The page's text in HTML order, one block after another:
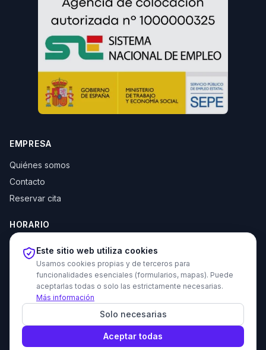
EMPRESA
Quiénes somos
Contacto
Reservar cita
HORARIO
Lun–Jue: 10:00–14:00 y 16:30–20:00
Vie: 10:00–14:00
© 2026 Tecni Estudio. Todos los derechos reservados.
Proyecto recomendado - Haz amigos nuevos gratis
Política de privacidad Política de cookies Aviso legal
Este sitio web utiliza cookies
Usamos cookies propias y de terceros para
funcionalidades esenciales (formularios, mapas). Puede
aceptarlas todas o solo las estrictamente necesarias.
Más información
Solo necesarias
Aceptar todas